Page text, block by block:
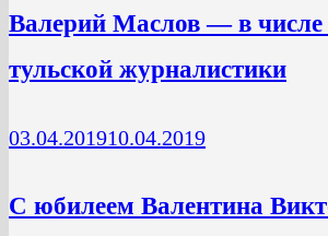
Валерий Маслов — в числе
тульской журналистики
03.04.201910.04.2019
С юбилеем Валентина